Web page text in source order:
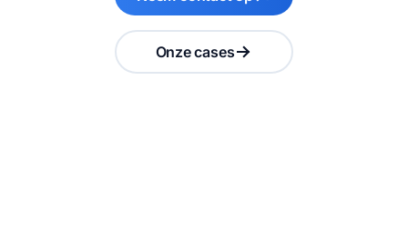
Onze cases